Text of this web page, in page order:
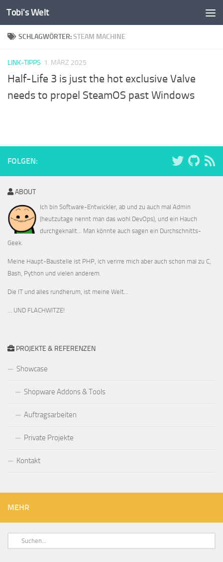
Zum Inhalt springen
Tobi's Welt
SCHLAGWÖRTER:STEAM MACHINE
LINK-TIPPS 1. MÄRZ 2025
Half-Life 3 is just the hot exclusive Valve
needs to propel SteamOS past Windows
FOLGEN:
ABOUT
Ich bin Software-Entwickler, ab und zu auch mal Admin
(heutzutage nennt man das wohl DevOps), und ein Hauch
durchgeknallt... Man könnte auch sagen ein Durchschnitts-
Geek.
Meine Haupt-Baustelle ist PHP, ich verirre mich aber auch schon mal zu C,
Bash, Python und vielen anderem.
Die IT und alles rundherum, ist meine Welt...
… UND FLACHWITZE!
PROJEKTE & REFERENZEN
Showcase
Shopware Addons & Tools
Auftragsarbeiten
Private Projekte
Kontakt
MEHR